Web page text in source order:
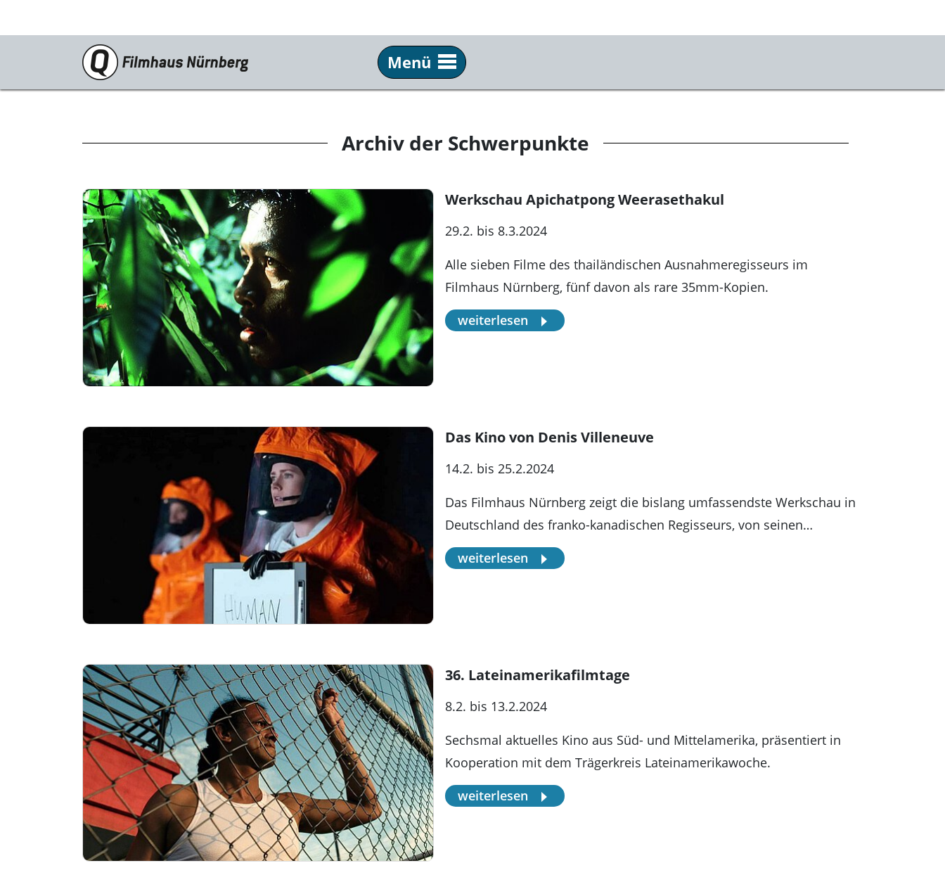
Menü
Programm
Reprise
Kinderkino
Stummfilm
Cine International
Filmclub
Essentials
kino2online
Info
Team & Praktikum
Archiv
Festivals
Partner
Kommkino e. V.
Service
Anfahrt & Besuch
Newsletter
KunstKulturQuartier
Archiv der Schwerpunkte
Werkschau Apichatpong Weerasethakul
29.2. bis 8.3.2024
Alle sieben Filme des thailändischen Ausnahmeregisseurs im
Filmhaus Nürnberg, fünf davon als rare 35mm-Kopien.
weiterlesen
Das Kino von Denis Villeneuve
14.2. bis 25.2.2024
Das Filmhaus Nürnberg zeigt die bislang umfassendste Werkschau in
Deutschland des franko-kanadischen Regisseurs, von seinen…
weiterlesen
36. Lateinamerikafilmtage
8.2. bis 13.2.2024
Sechsmal aktuelles Kino aus Süd- und Mittelamerika, präsentiert in
Kooperation mit dem Trägerkreis Lateinamerikawoche.
weiterlesen